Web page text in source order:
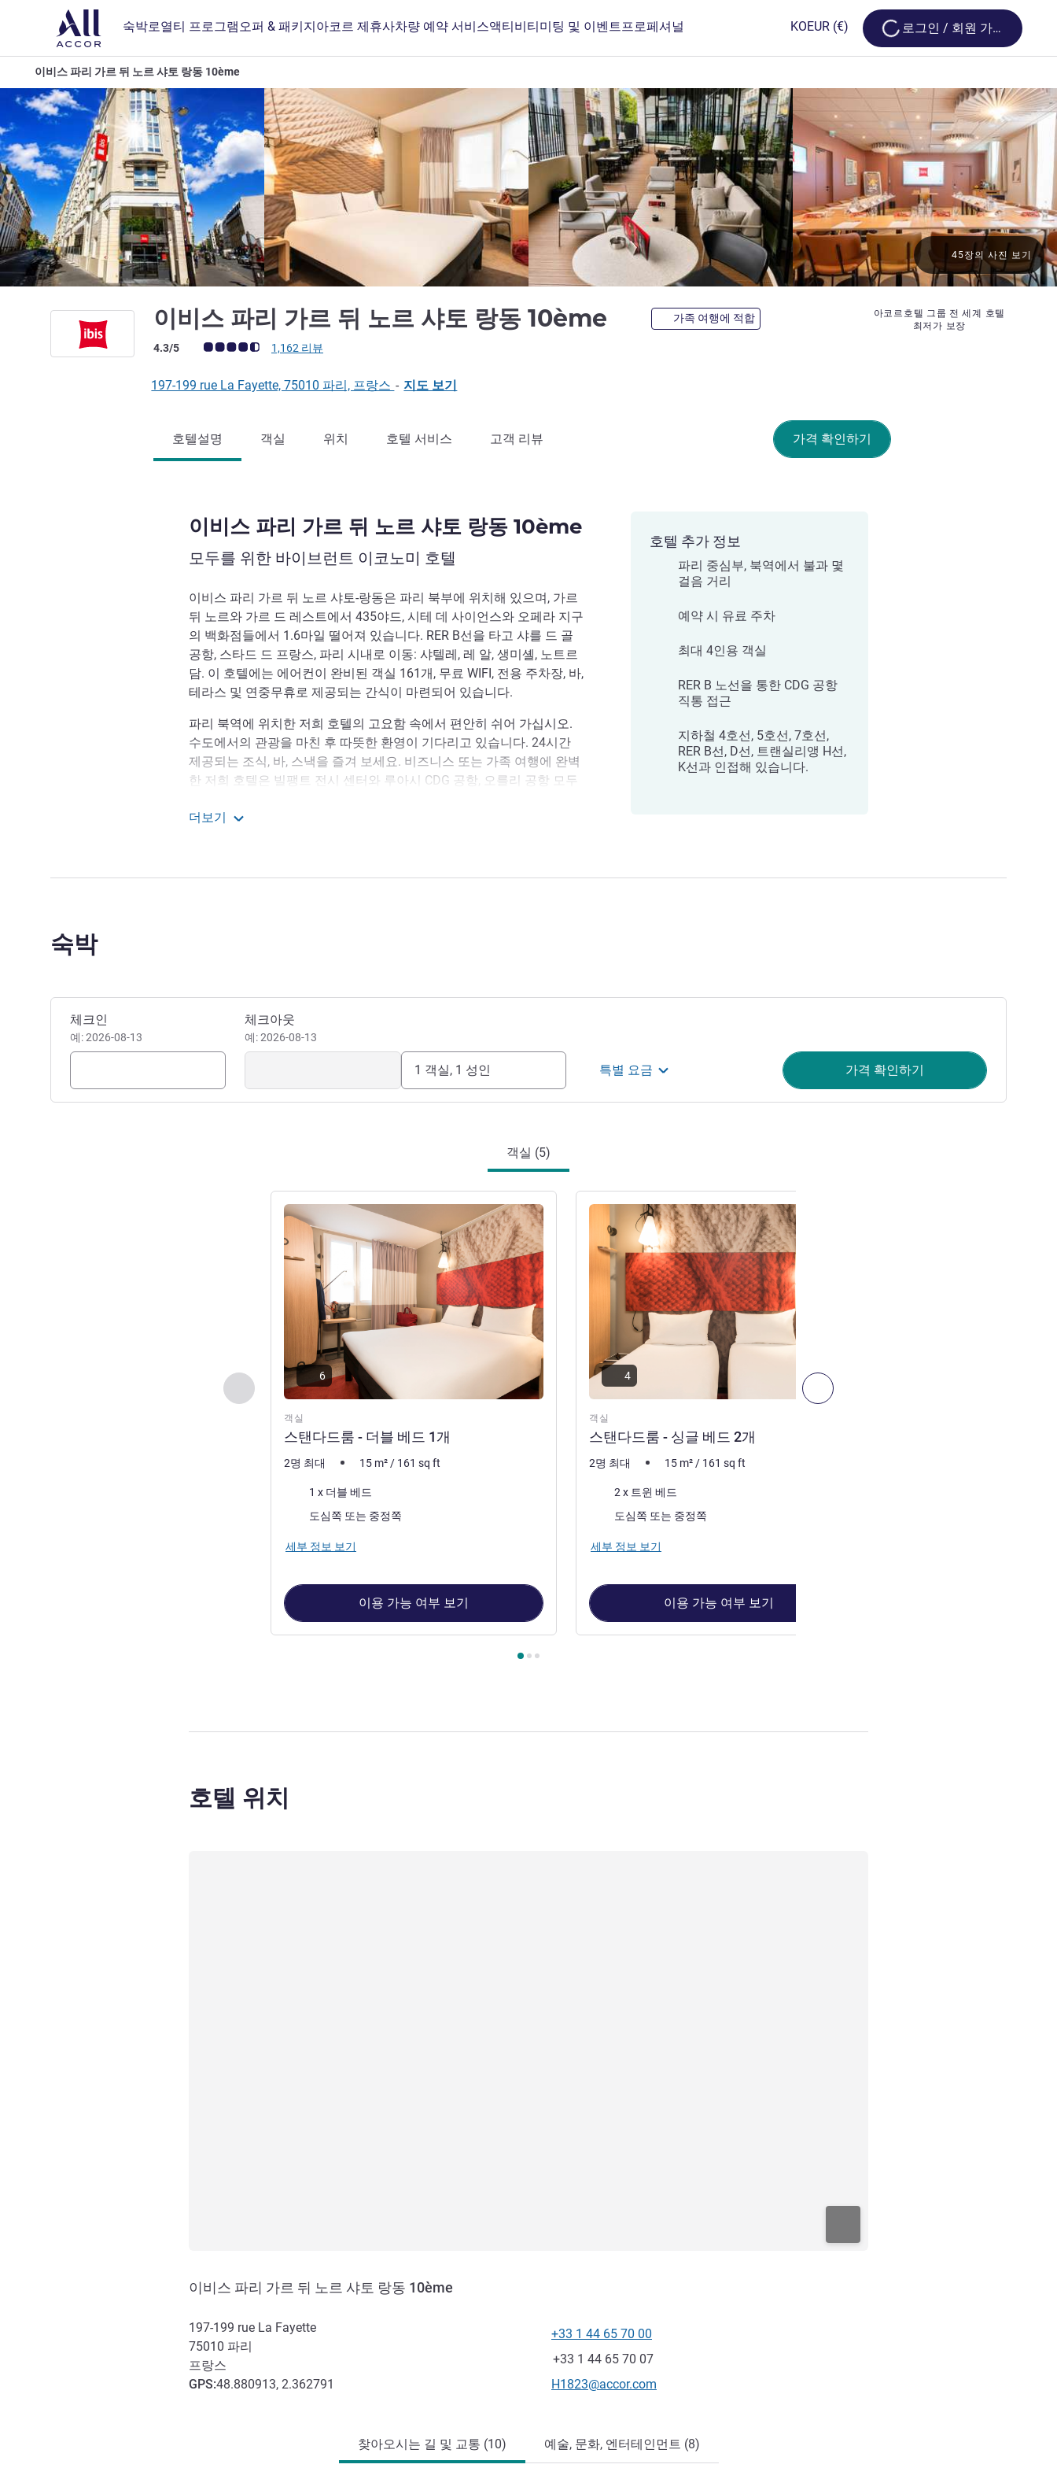
숙박로열티 프로그램 오퍼 & 패키지아코르 제휴사차량 예약 서비스액티비티미팅 및 이벤트 프로페셔널 KOEUR (€) Loading...
로그인 / 회원 가입
이비스 파리 가르 뒤 노르 샤토 랑동 10ème
이비스 파리 가르 뒤 노르 샤토 랑동 10ème 가족 여행에 적합
고객 평점 (ALL 평가)
4.3/5 1,162 리뷰
아코르호텔 그룹 전 세계 호텔
최저가 보장
45장의 사진 보기
197-199 rue La Fayette, 75010 파리, 프랑스 - 지도 보기
가격 확인하기
호텔설명 객실 위치 호텔 서비스 고객 리뷰
이비스 파리 가르 뒤 노르 샤토 랑동 10ème
모두를 위한 바이브런트 이코노미 호텔
이비스 파리 가르 뒤 노르 샤토-랑동은 파리 북부에 위치해 있으며, 가르
뒤 노르와 가르 드 레스트에서 435야드, 시테 데 사이언스와 오페라 지구
의 백화점들에서 1.6마일 떨어져 있습니다. RER B선을 타고 샤를 드 골
공항, 스타드 드 프랑스, 파리 시내로 이동: 샤텔레, 레 알, 생미셸, 노트르
담. 이 호텔에는 에어컨이 완비된 객실 161개, 무료 WIFI, 전용 주차장, 바,
테라스 및 연중무휴로 제공되는 간식이 마련되어 있습니다.
파리 북역에 위치한 저희 호텔의 고요함 속에서 편안히 쉬어 가십시오.
수도에서의 관광을 마친 후 따뜻한 환영이 기다리고 있습니다. 24시간
제공되는 조식, 바, 스낵을 즐겨 보세요. 비즈니스 또는 가족 여행에 완벽
한 저희 호텔은 빌팽트 전시 센터와 루아시 CDG 공항, 오를리 공항 모두
라 지구 백화점까지 단 2.5km 거리에 있어 편리하게 이용하실 수 있습니
Antoine PETIT 호텔 관리
더보기
호텔 추가 정보
파리 중심부, 북역에서 불과 몇
걸음 거리
예약 시 유료 주차
최대 4인용 객실
RER B 노선을 통한 CDG 공항
직통 접근
지하철 4호선, 5호선, 7호선,
RER B선, D선, 트랜실리앵 H선,
K선과 인접해 있습니다.
숙박
이 호텔 예약하기
체크인
예: 2026-08-13
체크아웃
예: 2026-08-13
1 객실, 1 성인 특별 요금 가격 확인하기
객실 (5)
이전 - 객실 다음 - 객실
객실
스탠다드룸 - 더블 베드 1개
세부 정보 보기
6
2명 최대 15 m² / 161 sq ft
1 x 더블 베드
도심쪽 또는 중정쪽
세부 정보 보기
이용 가능 여부 보기
객실
스탠다드룸 - 싱글 베드 2개
세부 정보 보기
4
2명 최대 15 m² / 161 sq ft
2 x 트윈 베드
도심쪽 또는 중정쪽
세부 정보 보기
이용 가능 여부 보기
호텔 위치
이비스 파리 가르 뒤 노르 샤토 랑동 10ème
197-199 rue La Fayette
75010 파리
프랑스
GPS:48.880913, 2.362791
전화
+33 1 44 65 70 00
팩스
+33 1 44 65 70 07
E-mail
H1823@accor.com
찾아오시는 길 및 교통 (10) 예술, 문화, 엔터테인먼트 (8)